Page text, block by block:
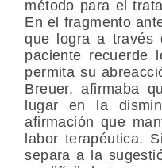
método para el
En el fragmento
que logra a través
paciente recuerde
permita su
Breuer, afirmaba
lugar en la
afirmación que
labor terapéutica.
separa a la